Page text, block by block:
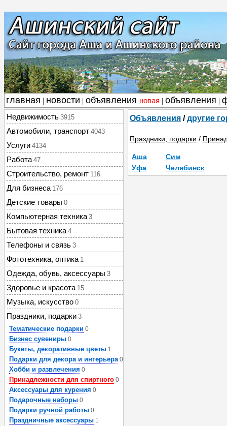
главная новости объявления новая объявления
Недвижимость 3915
Автомобили, транспорт 4043
Услуги 4134
Работа 47
Строительство, ремонт 116
Для бизнеса 176
Детские товары 0
Компьютерная техника 3
Бытовая техника 4
Телефоны и связь 3
Фототехника, оптика 1
Одежда, обувь, аксессуары 3
Здоровье и красота 15
Музыка, искусство 0
Праздники, подарки 3
Тематические подарки 0
Бизнес сувениры 0
Букеты, декоративные цветы 1
Подарки для декора и интерьера 0
Хобби и развлечения 0
Принадлежности для спиртного 0
Аксессуары для курения 0
Подарочные наборы 0
Подарки ручной работы 0
Праздничные аксессуары 1
Объявления /другие
Праздники, подарки /
Аша
Сим
Уфа
Челябинск